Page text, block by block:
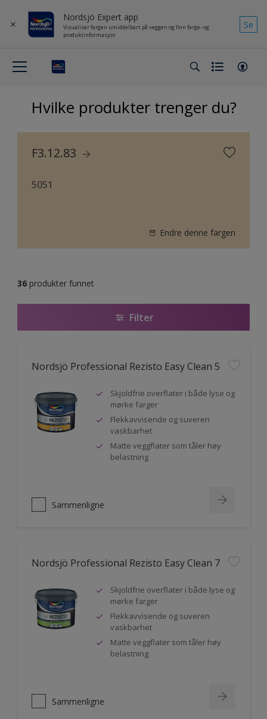
Nordsjö Expert app
Visualiser fargen umiddelbart på veggen og finn farge- og
produktinformasjon
Se
Hvilke produkter trenger du?
F3.12.83
5051
Endre denne fargen
36 produkter funnet
Filter
Nordsjö Professional Rezisto Easy Clean 5
Skjoldfrie overflater i både lyse og
mørke farger
Flekkavvisende og suveren
vaskbarhet
Matte veggflater som tåler høy
belastning
Sammenligne
Nordsjö Professional Rezisto Easy Clean 7
Skjoldfrie overflater i både lyse og
mørke farger
Flekkavvisende og suveren
vaskbarhet
Matte veggflater som tåler høy
belastning
Sammenligne